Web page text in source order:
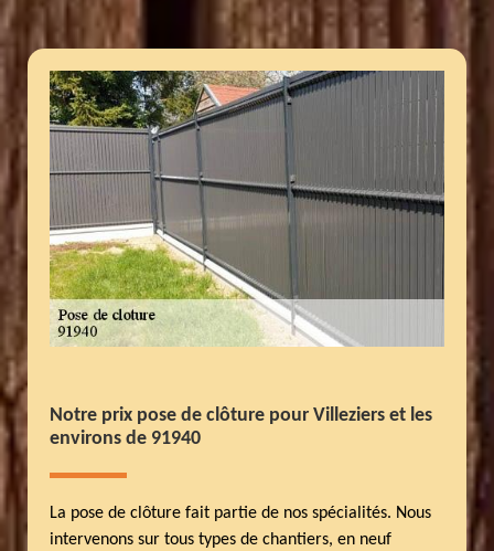
Notre prix pose de clôture pour Villeziers et les
environs de 91940
La pose de clôture fait partie de nos spécialités. Nous
intervenons sur tous types de chantiers, en neuf